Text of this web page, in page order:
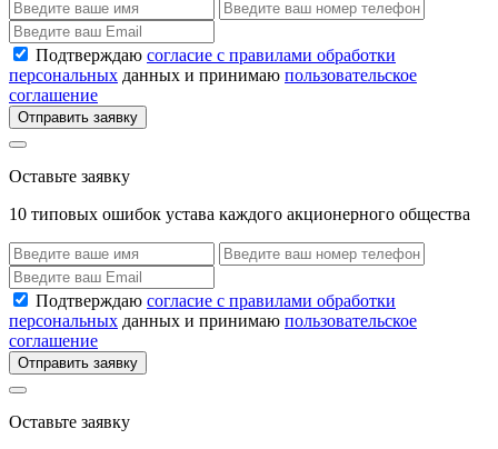
Подтверждаю согласие с правилами обработки
персональных данных и принимаю пользовательское
соглашение
Отправить заявку
Оставьте заявку
10 типовых ошибок устава каждого акционерного общества
Подтверждаю согласие с правилами обработки
персональных данных и принимаю пользовательское
соглашение
Отправить заявку
Оставьте заявку